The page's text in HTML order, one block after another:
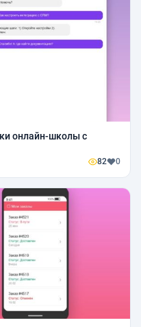
онлайн-школы с
82 0